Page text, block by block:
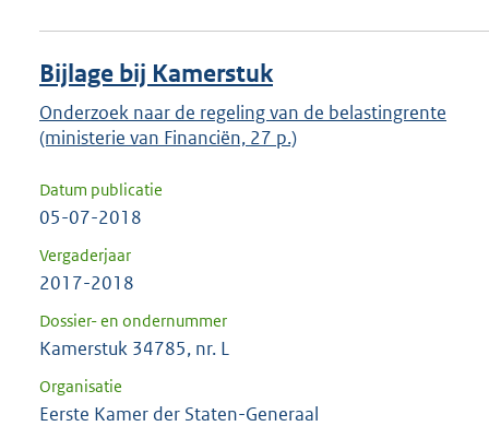
Bijlage bij Kamerstuk
Onderzoek naar de regeling van de belastingrente
(ministerie van Financiën, 27 p.)
Datum publicatie
05-07-2018
Vergaderjaar
2017-2018
Dossier- en ondernummer
Kamerstuk 34785, nr. L
Organisatie
Eerste Kamer der Staten-Generaal